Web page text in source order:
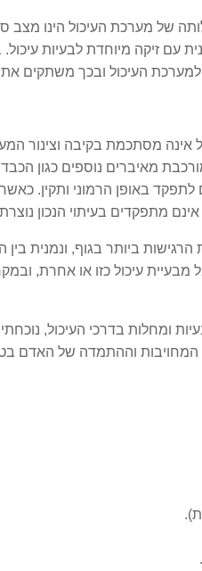
של מערכת העיכול הינו
עם זיקה מיוחדת לבעיות
העיכול ובכך משתקים את
אינה מסתכמת בקיבה וצינור
מאיברים נוספים כגון
באופן הרמוני ותקין.
מתפקדים בעיתוי הנכון
ביותר בגוף, ונמנית
מבעיית עיכול כזו או אחרת,
ומחלות בדרכי העיכול,
המחויבות וההתמדה של האדם